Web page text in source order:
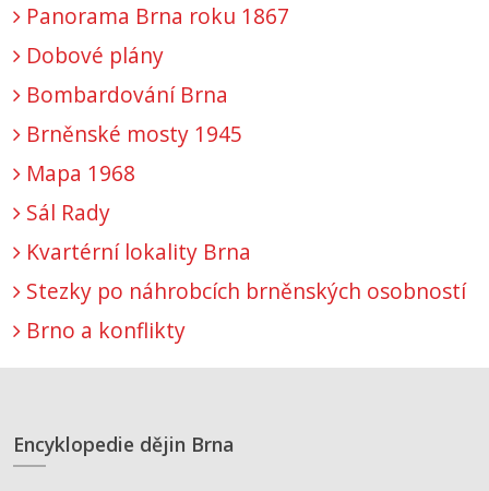
Panorama Brna roku 1867
Dobové plány
Bombardování Brna
Brněnské mosty 1945
Mapa 1968
Sál Rady
Kvartérní lokality Brna
Stezky po náhrobcích brněnských osobností
Brno a konflikty
Encyklopedie dějin Brna